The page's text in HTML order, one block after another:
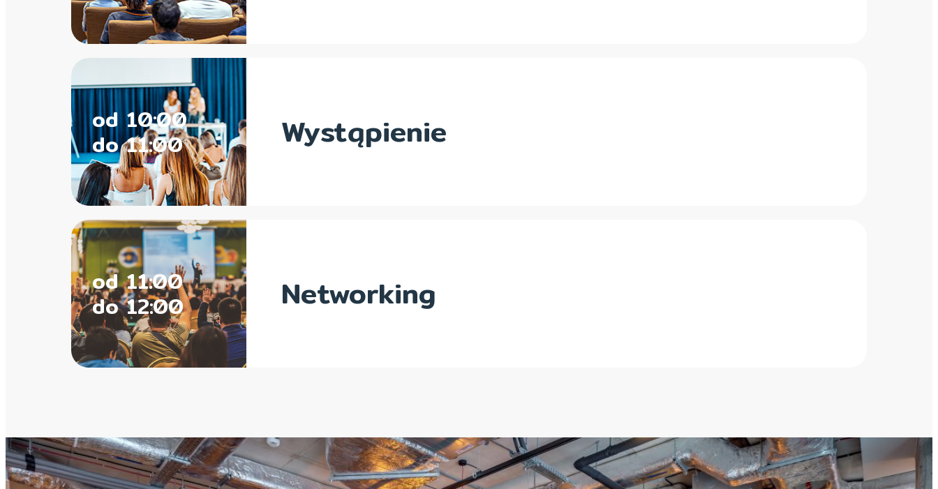
od 10:00
do 11:00 Wystąpienie
od 11:00
do 12:00 Networking